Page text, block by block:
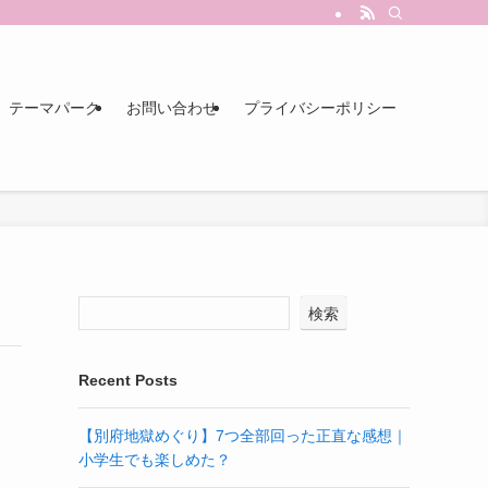
テーマパーク お問い合わせ プライバシーポリシー
検索
Recent Posts
【別府地獄めぐり】7つ全部回った正直な感想｜
小学生でも楽しめた？